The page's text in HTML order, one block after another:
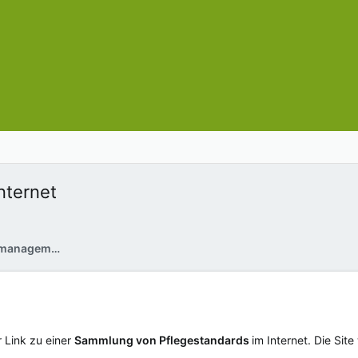
Pflegestandards und Qualitätsmanagement
Link zu einer Sammlung von Pflegestandards im Internet. Die